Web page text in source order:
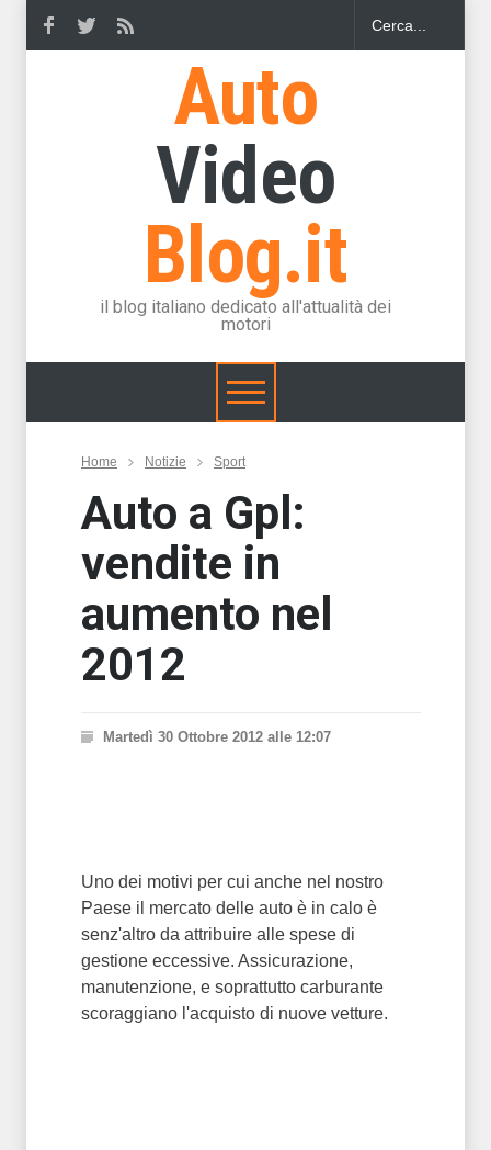
Auto
Video
Blog.it
il blog italiano dedicato all'attualità dei
motori
Home Notizie Sport
Auto a Gpl:
vendite in
aumento nel
2012
Martedì 30 Ottobre 2012 alle 12:07
Uno dei motivi per cui anche nel nostro
Paese il mercato delle auto è in calo è
senz'altro da attribuire alle spese di
gestione eccessive. Assicurazione,
manutenzione, e soprattutto carburante
scoraggiano l'acquisto di nuove vetture.